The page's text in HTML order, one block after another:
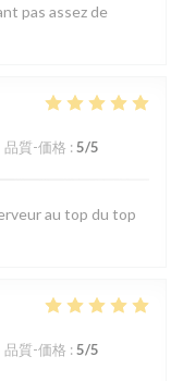
pas assez de
品質-価格 : 5/5
au top du top
品質-価格 : 5/5